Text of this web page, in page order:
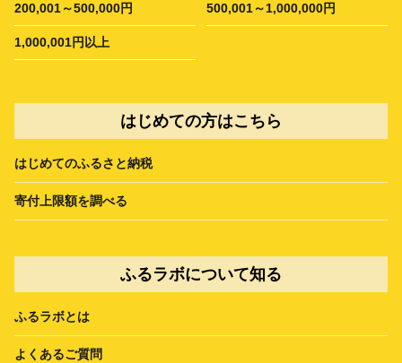
200,001～500,000円 500,001～1,000,000円
1,000,001円以上
はじめての方はこちら
はじめてのふるさと納税
寄付上限額を調べる
ふるラボについて知る
ふるラボとは
よくあるご質問